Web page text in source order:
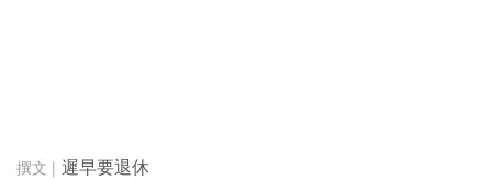
遲早要退休